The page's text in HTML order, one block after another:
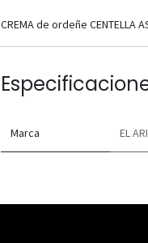
CREMA de ordeñe CENTELLA
Marca EL